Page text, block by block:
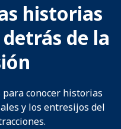
historias
de la
conocer historias
y los entresijos del